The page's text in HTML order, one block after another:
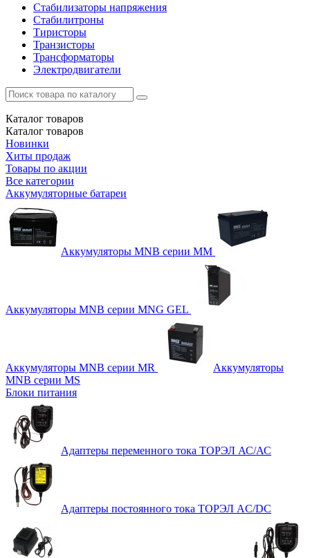
Стабилизаторы напряжения
Стабилитроны
Тиристоры
Транзисторы
Трансформаторы
Электродвигатели
Каталог товаров
Каталог товаров
Новинки
Хиты продаж
Товары по акции
Все категории
Аккумуляторные батареи
Аккумуляторы MNB серии MM
Аккумуляторы MNB серии MNG GEL
Аккумуляторы MNB серии MR
Аккумуляторы
MNB серии MS
Блоки питания
Адаптеры переменного тока ТОРЭЛ АС/АС
Адаптеры постоянного тока ТОРЭЛ AC/DC